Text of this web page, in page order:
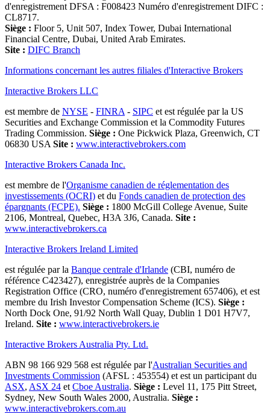
d'enregistrement DFSA : F008423 Numéro d'enregistrement DIFC :
CL8717.
Siège : Floor 5, Unit 507, Index Tower, Dubai International
Financial Centre, Dubai, United Arab Emirates.
Site : DIFC Branch
Informations concernant les autres filiales d'Interactive Brokers
Interactive Brokers LLC
est membre de NYSE - FINRA - SIPC et est régulée par la US
Securities and Exchange Commission et la Commodity Futures
Trading Commission. Siège : One Pickwick Plaza, Greenwich, CT
06830 USA Site : www.interactivebrokers.com
Interactive Brokers Canada Inc.
est membre de l'Organisme canadien de réglementation des
investissements (OCRI) et du Fonds canadien de protection des
épargnants (FCPE). Siège : 1800 McGill College Avenue, Suite
2106, Montreal, Quebec, H3A 3J6, Canada. Site :
www.interactivebrokers.ca
Interactive Brokers Ireland Limited
est régulée par la Banque centrale d'Irlande (CBI, numéro de
référence C423427), enregistrée auprès de la Companies
Registration Office (CRO, numéro d'enregistrement 657406), et est
membre du Irish Investor Compensation Scheme (ICS). Siège :
North Dock One, 91/92 North Wall Quay, Dublin 1 D01 H7V7,
Ireland. Site : www.interactivebrokers.ie
Interactive Brokers Australia Pty. Ltd.
ABN 98 166 929 568 est régulée par l'Australian Securities and
Investments Commission (AFSL : 453554) et est un participant du
ASX, ASX 24 et Cboe Australia. Siège : Level 11, 175 Pitt Street,
Sydney, New South Wales 2000, Australia. Siège :
www.interactivebrokers.com.au